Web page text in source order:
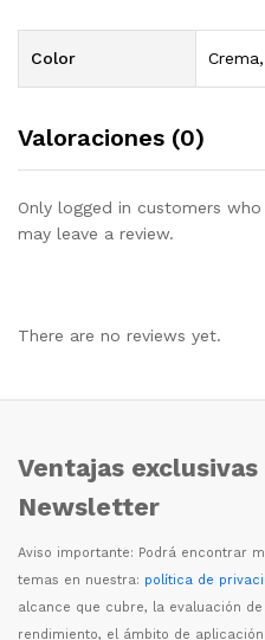
Color
Valoraciones (0)
Only logged in customers
may leave a review.
There are no reviews yet.
Ventajas
Newsletter
Aviso importante: Podrá encontrar m
temas en nuestra: política de
alcance que cubre, la evaluación
rendimiento, el ámbito de aplicació